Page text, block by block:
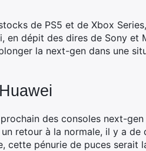
de PS5 et de Xbox
en dépit des dires de Sony et
la next-gen dans une
prochain des consoles next-
retour à la normale, il y a de
cette pénurie de puces serait